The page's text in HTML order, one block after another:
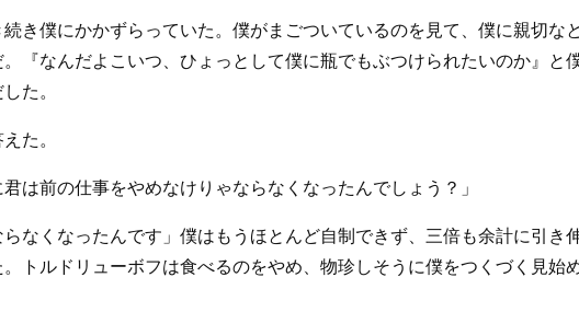
き僕にかかずらっていた。僕がまごついているのを見て、僕に親切な
『なんだよこいつ、ひょっとして僕に瓶でもぶつけられたいのか』と
た。
た。
前の仕事をやめなけりゃならなくなったんでしょう？」
なくなったんです」僕はもうほとんど自制できず、三倍も余計に引き
トルドリューボフは食べるのをやめ、物珍しそうに僕をつくづく見始め